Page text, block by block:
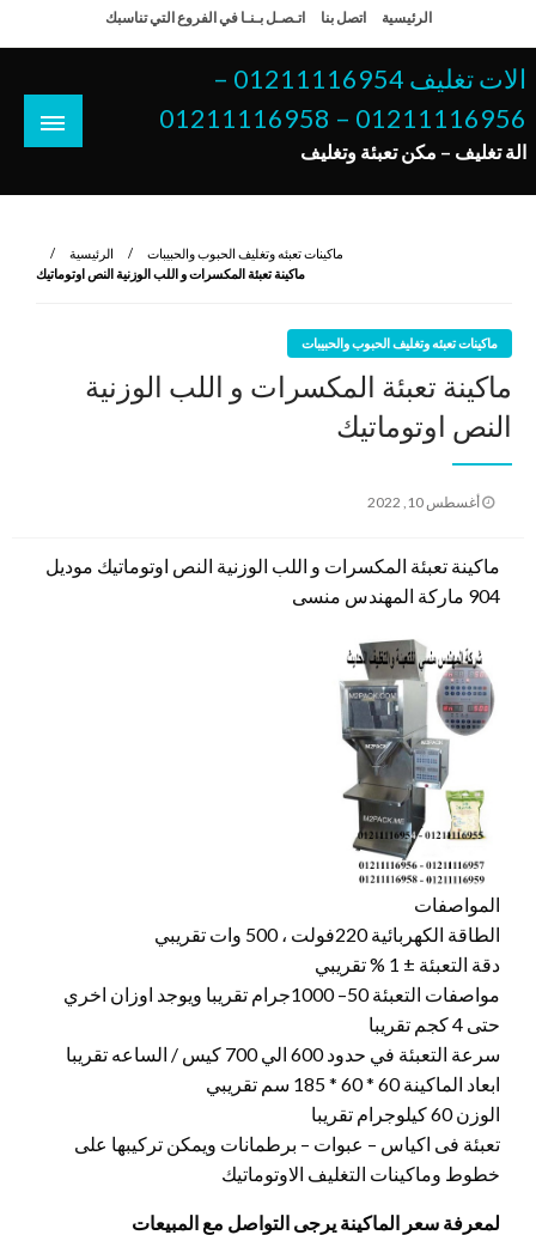
إلى
المحتوى
الرئيسية اتصل بنا اتـصـل بـنـا في الفروع التي تناسبك
الات تغليف 01211116954 –
01211116956 – 01211116958
الة تغليف – مكن تعبئة وتغليف
الرئيسية
ماكينات تعبئه وتغليف الحبوب والحبيبات
ماكينة تعبئة المكسرات و اللب الوزنية النص اوتوماتيك
ماكينات تعبئه وتغليف الحبوب والحبيبات
ماكينة تعبئة المكسرات و اللب الوزنية
النص اوتوماتيك
نُشر
أغسطس 10, 2022
ماكينة تعبئة المكسرات و اللب الوزنية النص اوتوماتيك موديل
904 ماركة المهندس منسى
المواصفات
الطاقة الكهربائية 220فولت ، 500 وات تقريبي
دقة التعبئة ± 1 % تقريبي
مواصفات التعبئة 50– 1000جرام تقريبا ويوجد اوزان اخري
حتى 4 كجم تقريبا
سرعة التعبئة في حدود 600 الي 700 كيس / الساعه تقريبا
ابعاد الماكينة 60 * 60 * 185 سم تقريبي
الوزن 60 كيلوجرام تقريبا
تعبئة فى اكياس – عبوات – برطمانات ويمكن تركيبها على
خطوط وماكينات التغليف الاوتوماتيك
لمعرفة سعر الماكينة يرجى التواصل مع المبيعات